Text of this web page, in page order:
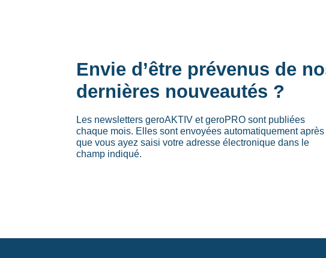
Envie d’être prévenus de
dernières nouveautés ?
Les newsletters geroAKTIV et geroPRO sont publiées
chaque mois. Elles sont envoyées automatiquement après
que vous ayez saisi votre adresse électronique dans le
champ indiqué.